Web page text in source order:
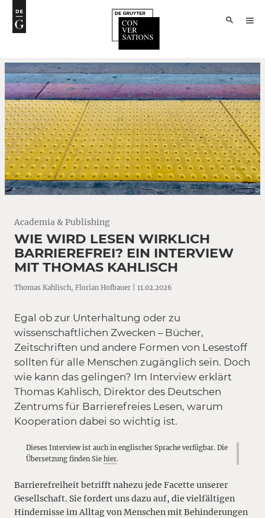
Academia & Publishing
WIE WIRD LESEN WIRKLICH
BARRIEREFREI? EIN INTERVIEW
MIT THOMAS KAHLISCH
Thomas Kahlisch, Florian Hofbauer | 11.02.2026
Egal ob zur Unterhaltung oder zu
wissenschaftlichen Zwecken – Bücher,
Zeitschriften und andere Formen von Lesestoff
sollten für alle Menschen zugänglich sein. Doch
wie kann das gelingen? Im Interview erklärt
Thomas Kahlisch, Direktor des Deutschen
Zentrums für Barrierefreies Lesen, warum
Kooperation dabei so wichtig ist.
Dieses Interview ist auch in englischer Sprache verfügbar. Die
Übersetzung finden Sie hier.
Barrierefreiheit betrifft nahezu jede Facette unserer
Gesellschaft. Sie fordert uns dazu auf, die vielfältigen
Hindernisse im Alltag von Menschen mit Behinderungen